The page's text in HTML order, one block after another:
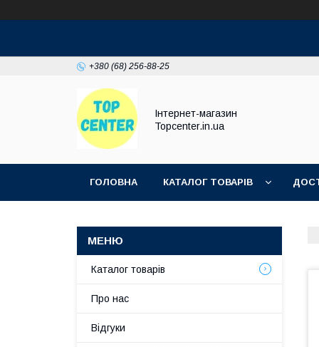
+380 (68) 256-88-25
Інтернет-магазин
Topcenter.in.ua
ГОЛОВНА КАТАЛОГ ТОВАРІВ
Каталог товарів
Про нас
Відгуки